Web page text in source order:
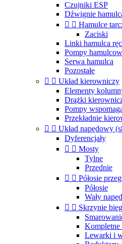
Czujniki ESP
Dźwignie
  Hamulce
Zaciski
Linki hamulca
Pompy
Serwa hamulca
Pozostałe
  Układ kierowniczy
Elementy
Drążki
Pompy
Przekładnie
  Układ napędowy
Dyferencjały
  Mosty
Tylne
Przednie
  Półosie
Półosie
Wały
  Skrzynie
Kompletne
Lewarki i